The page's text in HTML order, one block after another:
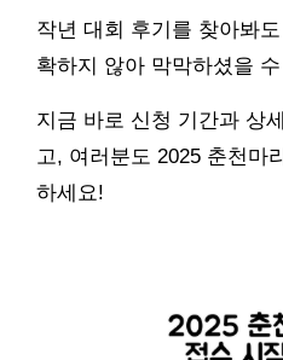
작년 대회 후기를 찾아봐
확하지 않아 막막하셨을
지금 바로 신청 기간과 상
고, 여러분도 2025 춘천마
하세요!